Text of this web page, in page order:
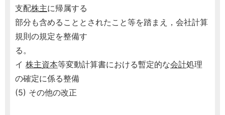
支配株主に帰属する
部分も含めることとされたこと等を踏まえ，会社計算
規則の規定を整備す
る。
イ 株主資本等変動計算書における暫定的な会計処理
の確定に係る整備
(5) その他の改正